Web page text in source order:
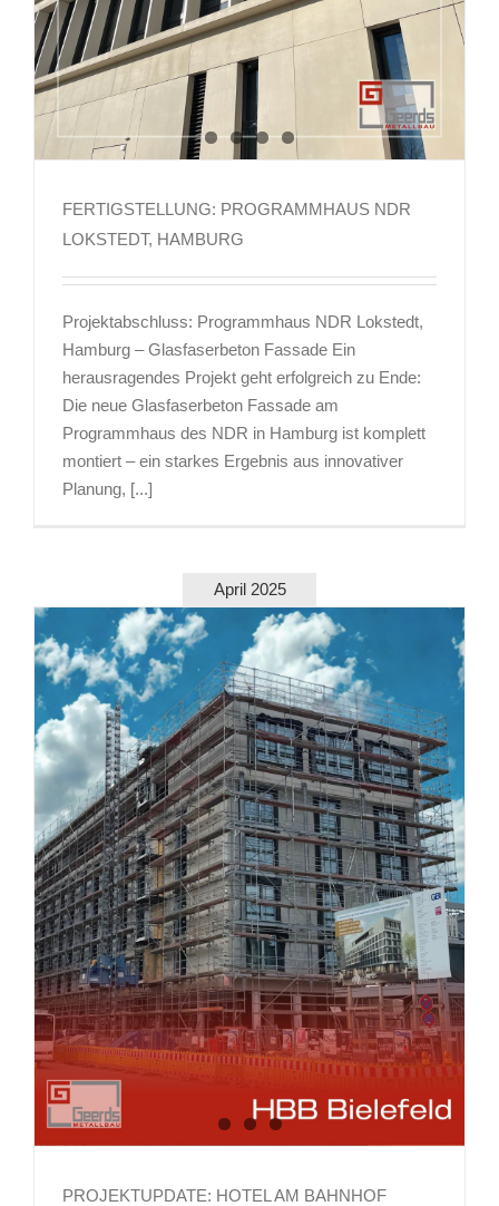
FERTIGSTELLUNG: PROGRAMMHAUS NDR
LOKSTEDT, HAMBURG
Projektabschluss: Programmhaus NDR Lokstedt,
Hamburg – Glasfaserbeton Fassade Ein
herausragendes Projekt geht erfolgreich zu Ende:
Die neue Glasfaserbeton Fassade am
Programmhaus des NDR in Hamburg ist komplett
montiert – ein starkes Ergebnis aus innovativer
Planung, [...]
April 2025
PROJEKTUPDATE: HOTEL AM BAHNHOF
BIELEFELD
PROJEKTUPDATE: HOTEL AM BAHNHOF